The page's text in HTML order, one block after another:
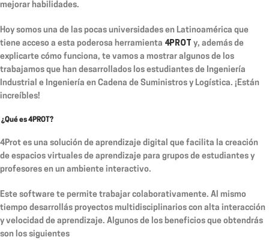
mejorar habilidades.
Hoy somos una de las pocas universidades en Latinoamérica que
tiene acceso a esta poderosa herramienta 4PROT y, además de
explicarte cómo funciona, te vamos a mostrar algunos de los
trabajamos que han desarrollados los estudiantes de Ingeniería
Industrial e Ingeniería en Cadena de Suministros y Logística. ¡Están
increíbles!
¿Qué es 4PROT?
4Prot es una solución de aprendizaje digital que facilita la creación
de espacios virtuales de aprendizaje para grupos de estudiantes y
profesores en un ambiente interactivo.
Este software te permite trabajar colaborativamente. Al mismo
tiempo desarrollás proyectos multidisciplinarios con alta interacción
y velocidad de aprendizaje. Algunos de los beneficios que obtendrás
son los siguientes